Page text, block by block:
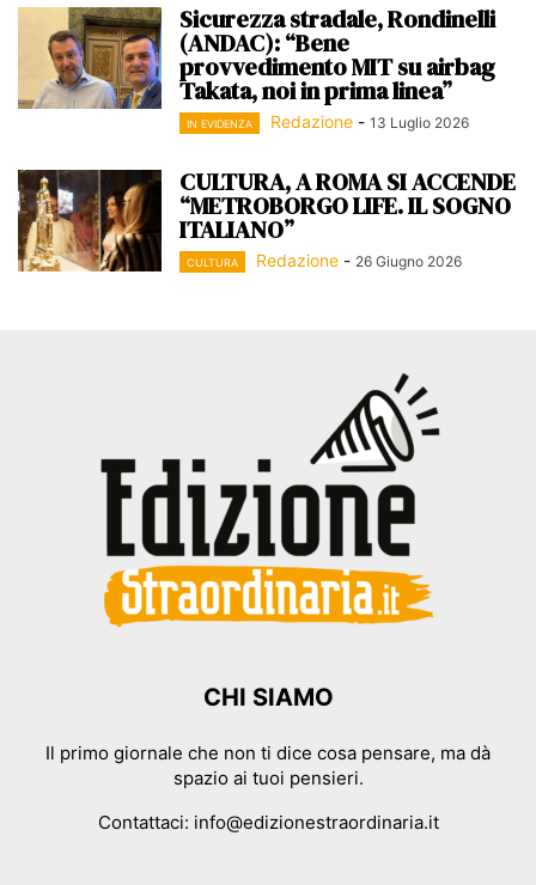
Sicurezza stradale, Rondinelli
(ANDAC): “Bene
provvedimento MIT su airbag
Takata, noi in prima linea”
IN EVIDENZA Redazione - 13 Luglio 2026
CULTURA, A ROMA SI ACCENDE
“METROBORGO LIFE. IL SOGNO
ITALIANO”
CULTURA Redazione - 26 Giugno 2026
CHI SIAMO
Il primo giornale che non ti dice cosa pensare, ma dà
spazio ai tuoi pensieri.
Contattaci: info@edizionestraordinaria.it